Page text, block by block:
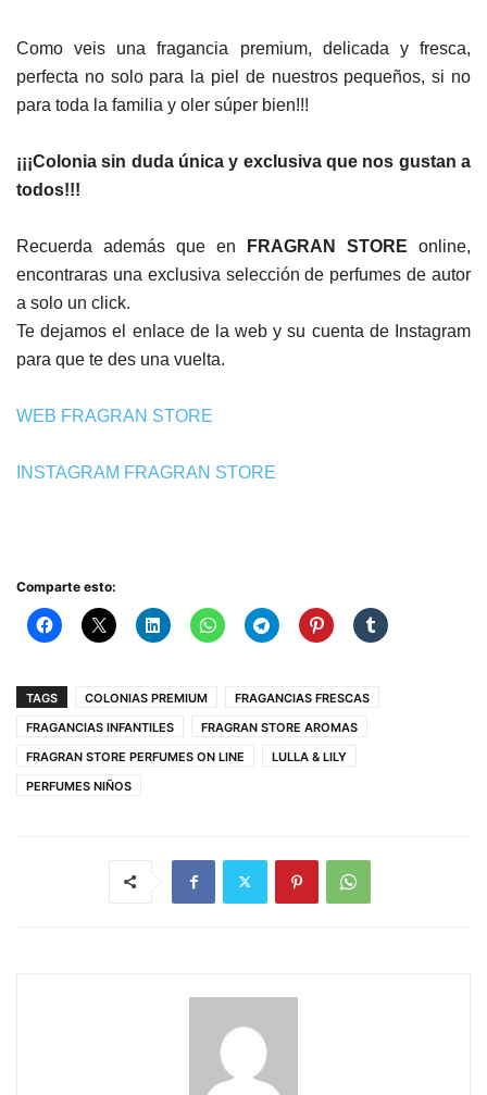
Como veis una fragancia premium, delicada y fresca,
perfecta no solo para la piel de nuestros pequeños, si no
para toda la familia y oler súper bien!!!
¡¡¡Colonia sin duda única y exclusiva que nos gustan a
todos!!!
Recuerda además que en FRAGRAN STORE online,
encontraras una exclusiva selección de perfumes de autor
a solo un click.
Te dejamos el enlace de la web y su cuenta de Instagram
para que te des una vuelta.
WEB FRAGRAN STORE
INSTAGRAM FRAGRAN STORE
Comparte esto:
TAGS COLONIAS PREMIUM
FRAGANCIAS FRESCAS
FRAGANCIAS INFANTILES
FRAGRAN STORE AROMAS
FRAGRAN STORE PERFUMES ON LINE
LULLA & LILY
PERFUMES NIÑOS